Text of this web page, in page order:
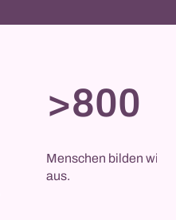
>800
Menschen bilden wir
aus.